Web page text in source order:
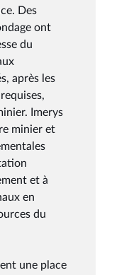
Des
ont
du
après les
Imerys
minier et
et à
en
du
une place